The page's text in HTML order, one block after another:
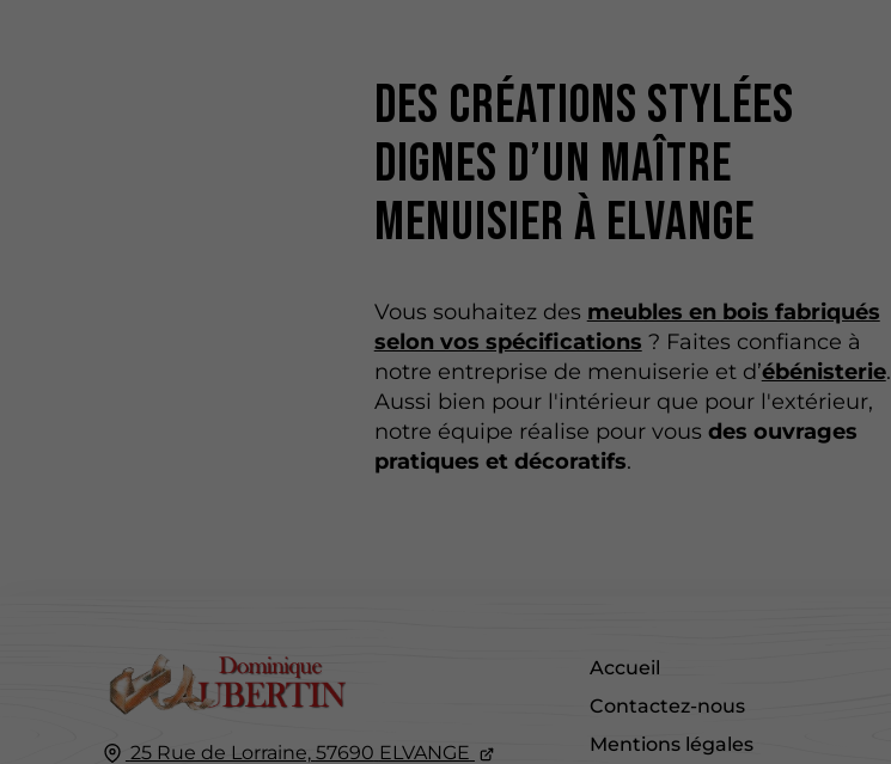
Des créations stylées
dignes d’un maître
menuisier à Elvange
Vous souhaitez des meubles en bois fabriqués
selon vos spécifications ? Faites confiance à
notre entreprise de menuiserie et d’ébénisterie.
Aussi bien pour l'intérieur que pour l'extérieur,
notre équipe réalise pour vous des ouvrages
pratiques et décoratifs.
25 Rue de Lorraine, 57690 ELVANGE
Accueil
Contactez-nous
Mentions légales